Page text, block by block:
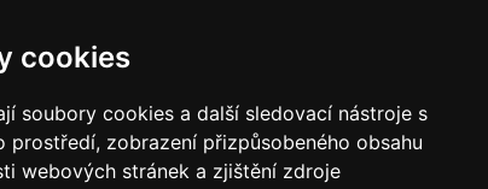
cookies
soubory cookies a další sledovací nástroje s
prostředí, zobrazení přizpůsobeného obsahu
webových stránek a zjištění zdroje
informací
podatelna:
gov cz